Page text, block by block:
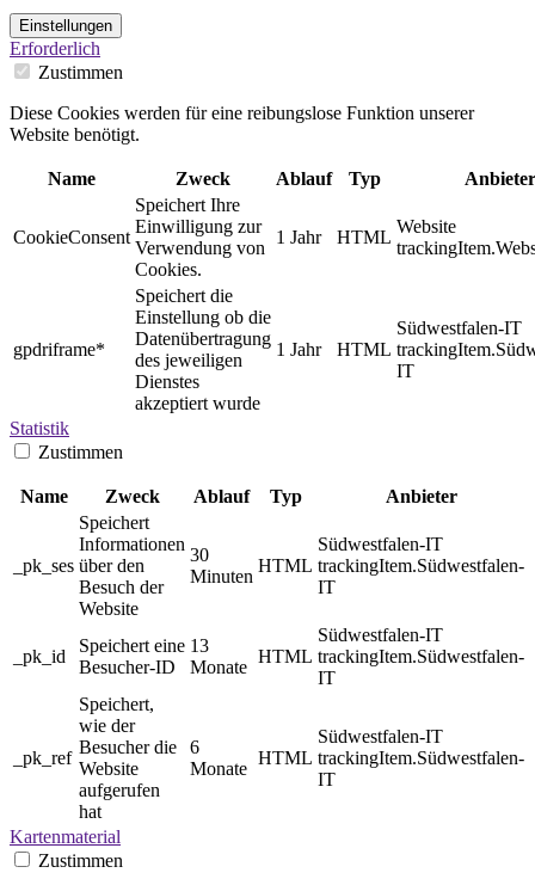
Einstellungen
Erforderlich
Zustimmen
Diese Cookies werden für eine reibungslose Funktion unserer
Website benötigt.
Name Zweck Ablauf Typ Anbieter
CookieConsent
Speichert Ihre
Einwilligung zur
Verwendung von
Cookies.
1 Jahr HTML
Website
gpdriframe*
Speichert die
Einstellung ob die
Datenübertragung
des jeweiligen
Dienstes
akzeptiert wurde
1 Jahr HTML
Südwestfalen-IT
IT
Statistik
Zustimmen
Name Zweck Ablauf Typ Anbieter
_pk_ses
Speichert
Informationen
über den
Besuch der
Website
30
Minuten
HTML
Südwestfalen-IT
trackingItem.Südwestfalen-
IT
_pk_id
Speichert eine
Besucher-ID
13
Monate
HTML
Südwestfalen-IT
trackingItem.Südwestfalen-
IT
_pk_ref
Speichert,
wie der
Besucher die
Website
aufgerufen
hat
6
Monate
HTML
Südwestfalen-IT
trackingItem.Südwestfalen-
IT
Kartenmaterial
Zustimmen